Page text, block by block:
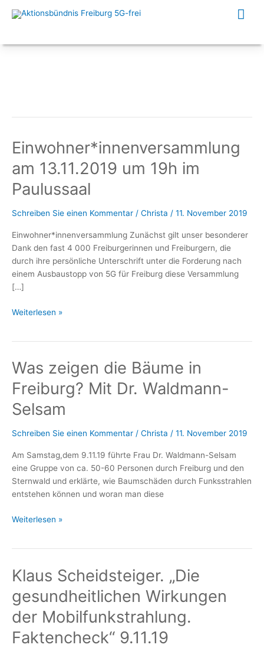
Inhalt
Einwohner*innenversammlung
am 13.11.2019 um 19h im
Paulussaal
Schreiben Sie einen Kommentar / Christa / 11. November 2019
Einwohner*innenversammlung Zunächst gilt unser besonderer
Dank den fast 4 000 Freiburgerinnen und Freiburgern, die
durch ihre persönliche Unterschrift unter die Forderung nach
einem Ausbaustopp von 5G für Freiburg diese Versammlung
[…]
Einwohner*innenversammlung
19h
im
Paulussaal
Weiterlesen »
Was zeigen die Bäume in
Freiburg? Mit Dr. Waldmann-
Selsam
Schreiben Sie einen Kommentar / Christa / 11. November 2019
Am Samstag,dem 9.11.19 führte Frau Dr. Waldmann-Selsam
eine Gruppe von ca. 50-60 Personen durch Freiburg und den
Sternwald und erklärte, wie Baumschäden durch Funksstrahlen
entstehen können und woran man diese
Was
in
Freiburg?
Mit
Dr.
Waldmann-
Selsam
Weiterlesen »
Klaus Scheidsteiger. „Die
gesundheitlichen Wirkungen
der Mobilfunkstrahlung.
Faktencheck“ 9.11.19